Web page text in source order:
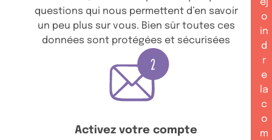
questions qui nous permettent d’en savoir
un peu plus sur vous. Bien sûr toutes ces
données sont protégées et sécurisées
Activez votre compte
ej
o
in
d
r
e
la
c
o
m